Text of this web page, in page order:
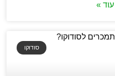
»
סודוקו